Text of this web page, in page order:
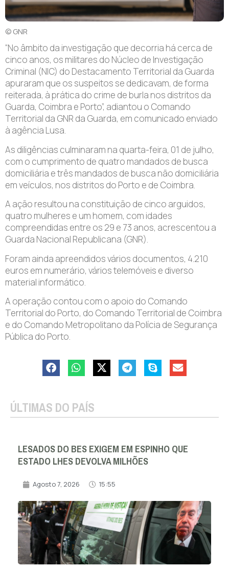
© GNR
“No âmbito da investigação que decorria há cerca de
cinco anos, os militares do Núcleo de Investigação
Criminal (NIC) do Destacamento Territorial da Guarda
apuraram que os suspeitos se dedicavam, de forma
reiterada, à prática do crime de burla nos distritos da
Guarda, Coimbra e Porto”, adiantou o Comando
Territorial da GNR da Guarda, em comunicado enviado
à agência Lusa.
As diligências culminaram na quarta-feira, 01 de julho,
com o cumprimento de quatro mandados de busca
domiciliária e três mandados de busca não domiciliária
em veículos, nos distritos do Porto e de Coimbra.
A ação resultou na constituição de cinco arguidos,
quatro mulheres e um homem, com idades
compreendidas entre os 29 e 73 anos, acrescentou a
Guarda Nacional Republicana (GNR).
Foram ainda apreendidos vários documentos, 4.210
euros em numerário, vários telemóveis e diverso
material informático.
A operação contou com o apoio do Comando
Territorial do Porto, do Comando Territorial de Coimbra
e do Comando Metropolitano da Polícia de Segurança
Pública do Porto.
ÚLTIMAS DO PAÍS
LESADOS DO BES EXIGEM EM ESPINHO QUE
ESTADO LHES DEVOLVA MILHÕES
Agosto 7, 2026 15:55